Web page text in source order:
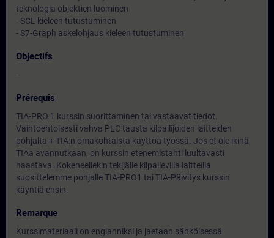
teknologia objektien luominen
- SCL kieleen tutustuminen
- S7-Graph askelohjaus kieleen tutustuminen
Objectifs
-
Prérequis
TIA-PRO 1 kurssin suorittaminen tai vastaavat tiedot.
Vaihtoehtoisesti vahva PLC tausta kilpailijoiden laitteiden
pohjalta + TIA:n omakohtaista käyttöä työssä. Jos et ole ikinä
TIAa avannutkaan, on kurssin etenemistahti luultavasti
haastava. Kokeneellekin tekijälle kilpailevilla laitteilla
suosittelemme pohjalle TIA-PRO1 tai TIA-Päivitys kurssin
käyntiä ensin.
Remarque
Kurssimateriaali on englanniksi ja jaetaan sähköisessä